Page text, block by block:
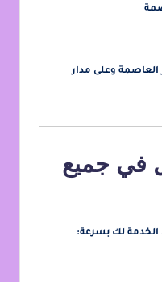
العاصمة وعلى مدار
في جميع
لك بسرعة: